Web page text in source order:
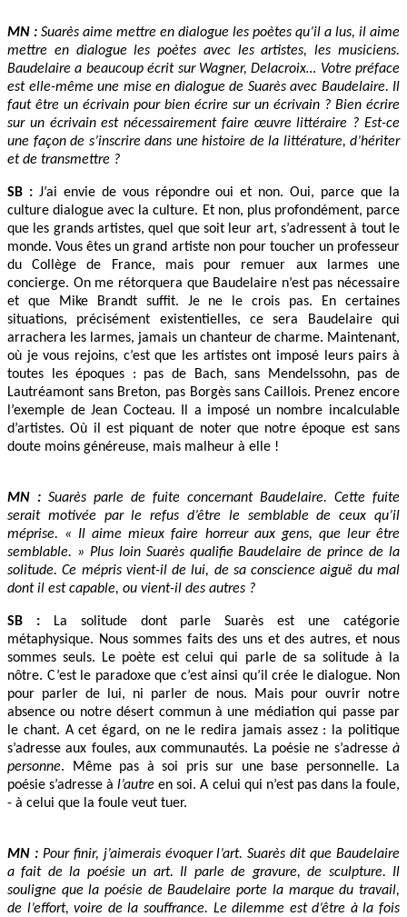
MN : Suarès aime mettre en dialogue les poètes qu’il a lus, il aime
mettre en dialogue les poètes avec les artistes, les musiciens.
Baudelaire a beaucoup écrit sur Wagner, Delacroix… Votre préface
est elle-même une mise en dialogue de Suarès avec Baudelaire. Il
faut être un écrivain pour bien écrire sur un écrivain ? Bien écrire
sur un écrivain est nécessairement faire œuvre littéraire ? Est-ce
une façon de s’inscrire dans une histoire de la littérature, d’hériter
et de transmettre ?
SB :J’ai envie de vous répondre oui et non. Oui, parce que la
culture dialogue avec la culture. Et non, plus profondément, parce
que les grands artistes, quel que soit leur art, s’adressent à tout le
monde. Vous êtes un grand artiste non pour toucher un professeur
du Collège de France, mais pour remuer aux larmes une
concierge. On me rétorquera que Baudelaire n’est pas nécessaire
et que Mike Brandt suffit. Je ne le crois pas. En certaines
situations, précisément existentielles, ce sera Baudelaire qui
arrachera les larmes, jamais un chanteur de charme. Maintenant,
où je vous rejoins, c’est que les artistes ont imposé leurs pairs à
toutes les époques : pas de Bach, sans Mendelssohn, pas de
Lautréamont sans Breton, pas Borgès sans Caillois. Prenez encore
l’exemple de Jean Cocteau. Il a imposé un nombre incalculable
d’artistes. Où il est piquant de noter que notre époque est sans
doute moins généreuse, mais malheur à elle !
MN : Suarès parle de fuite concernant Baudelaire. Cette fuite
serait motivée par le refus d’être le semblable de ceux qu’il
méprise. « Il aime mieux faire horreur aux gens, que leur être
semblable. » Plus loin Suarès qualifie Baudelaire de prince de la
solitude. Ce mépris vient-il de lui, de sa conscience aiguë du mal
dont il est capable, ou vient-il des autres ?
SB :La solitude dont parle Suarès est une catégorie
métaphysique. Nous sommes faits des uns et des autres, et nous
sommes seuls. Le poète est celui qui parle de sa solitude à la
nôtre. C’est le paradoxe que c’est ainsi qu’il crée le dialogue. Non
pour parler de lui, ni parler de nous. Mais pour ouvrir notre
absence ou notre désert commun à une médiation qui passe par
le chant. A cet égard, on ne le redira jamais assez : la politique
s’adresse aux foules, aux communautés. La poésie ne s’adresse à
personne. Même pas à soi pris sur une base personnelle. La
poésie s’adresse àl’autreen soi. A celui qui n’est pas dans la foule,
- à celui que la foule veut tuer.
MN :Pour finir, j’aimerais évoquer l’art. Suarès dit que Baudelaire
a fait de la poésie un art. Il parle de gravure, de sculpture. Il
souligne que la poésie de Baudelaire porte la marque du travail,
de l’effort, voire de la souffrance. Le dilemme est d’être à la fois